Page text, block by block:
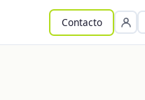
Contacto